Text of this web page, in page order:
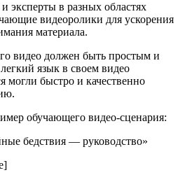
эксперты в разных областях
видеоролики для ускорения
материала.
видео должен быть простым и
язык в своем видео
могли быстро и качественно
обучающего видео-сценария:
бедствия — руководство»